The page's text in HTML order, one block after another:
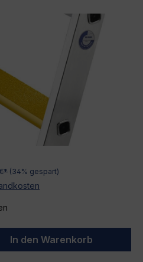
(34% gespart)
den
In den Warenkorb